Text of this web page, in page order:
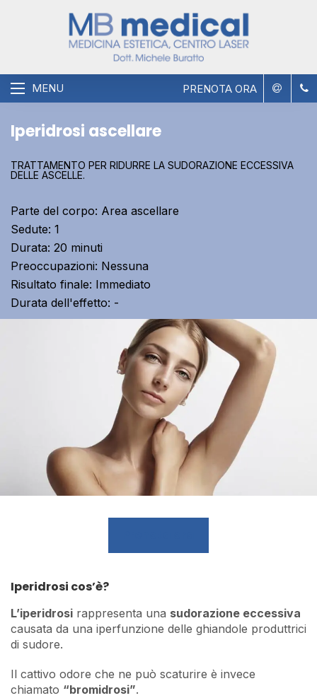
Iperidrosi ascellare
TRATTAMENTO PER RIDURRE LA SUDORAZIONE ECCESSIVA
DELLE ASCELLE.
Parte del corpo: Area ascellare
Sedute: 1
Durata: 20 minuti
Preoccupazioni: Nessuna
Risultato finale: Immediato
Durata dell'effetto: -
Iperidrosi cos’è?
L’iperidrosi rappresenta una sudorazione eccessiva
causata da una iperfunzione delle ghiandole produttrici
di sudore.
Il cattivo odore che ne può scaturire è invece
chiamato “bromidrosi”.
MENU PRENOTA ORA